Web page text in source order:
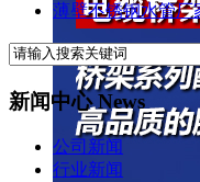
薄壁不锈钢水管厂
新闻中心 News
公司新闻
行业新闻